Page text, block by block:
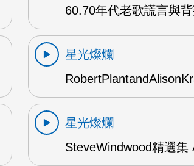
60.70年代老歌謊言與
星光燦爛
星光燦爛
SteveWindwood精選集